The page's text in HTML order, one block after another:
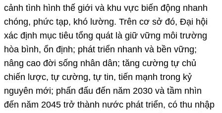
cảnh tình hình thế giới và khu vực biến động nhanh
chóng, phức tạp, khó lường. Trên cơ sở đó, Đại hội
xác định mục tiêu tổng quát là giữ vững môi trường
hòa bình, ổn định; phát triển nhanh và bền vững;
nâng cao đời sống nhân dân; tăng cường tự chủ
chiến lược, tự cường, tự tin, tiến mạnh trong kỷ
nguyên mới; phấn đấu đến năm 2030 và tầm nhìn
đến năm 2045 trở thành nước phát triển, có thu nhập